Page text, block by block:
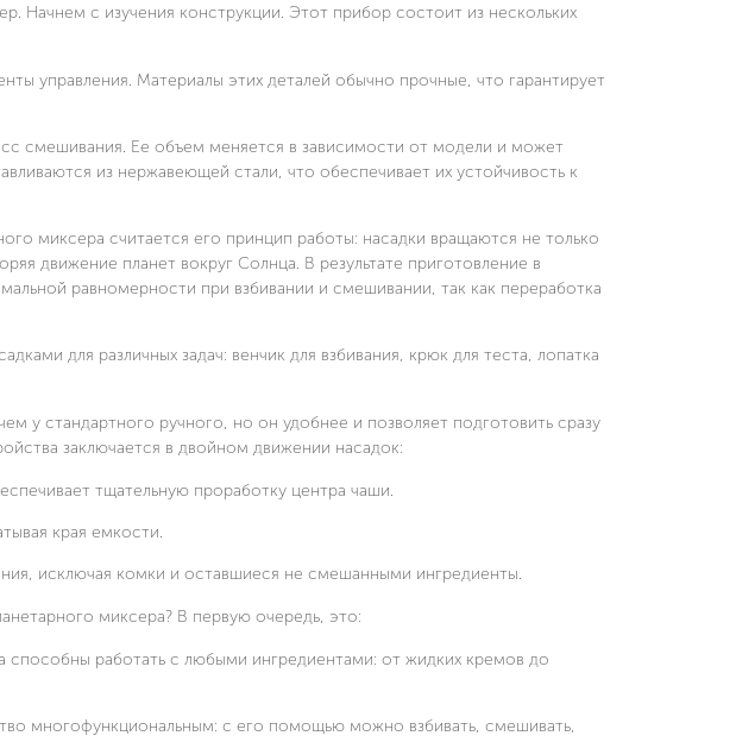
Начнем с изучения конструкции. Этот прибор состоит из нескольких
управления. Материалы этих деталей обычно прочные, что гарантирует
смешивания. Ее объем меняется в зависимости от модели и может
из нержавеющей стали, что обеспечивает их устойчивость к
миксера считается его принцип работы: насадки вращаются не только
движение планет вокруг Солнца. В результате приготовление в
равномерности при взбивании и смешивании, так как переработка
для различных задач: венчик для взбивания, крюк для теста, лопатка
у стандартного ручного, но он удобнее и позволяет подготовить сразу
заключается в двойном движении насадок:
тщательную проработку центра чаши.
края емкости.
исключая комки и оставшиеся не смешанными ингредиенты.
миксера? В первую очередь, это:
способны работать с любыми ингредиентами: от жидких кремов до
многофункциональным: с его помощью можно взбивать, смешивать,